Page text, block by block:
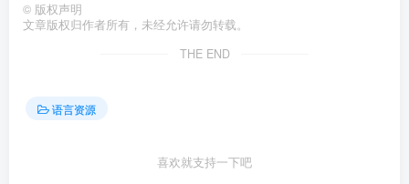
© 版权声明
文章版权归作者所有，未经允许请勿转载。
THE END
语言资源
喜欢就支持一下吧